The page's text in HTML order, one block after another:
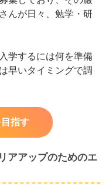
んが日々、勉学・研
学するには何を準備
早いタイミングで調
指す
アアップのためのエ